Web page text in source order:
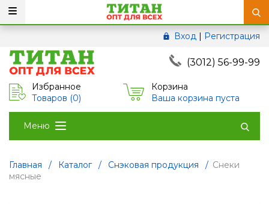
Вход | Регистрация
(3012) 56-99-99
Избранное
Товаров (0)
Корзина
Ваша корзина пуста
Меню
Главная / Каталог / Снэковая продукция / Снеки
мясные